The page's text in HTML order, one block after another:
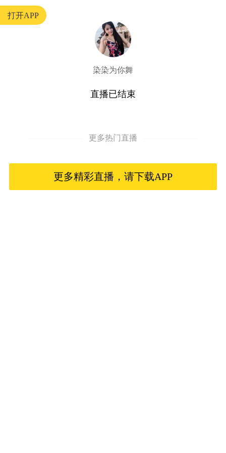
打开APP
染染为你舞
直播已结束
更多热门直播
更多精彩直播，请下载APP